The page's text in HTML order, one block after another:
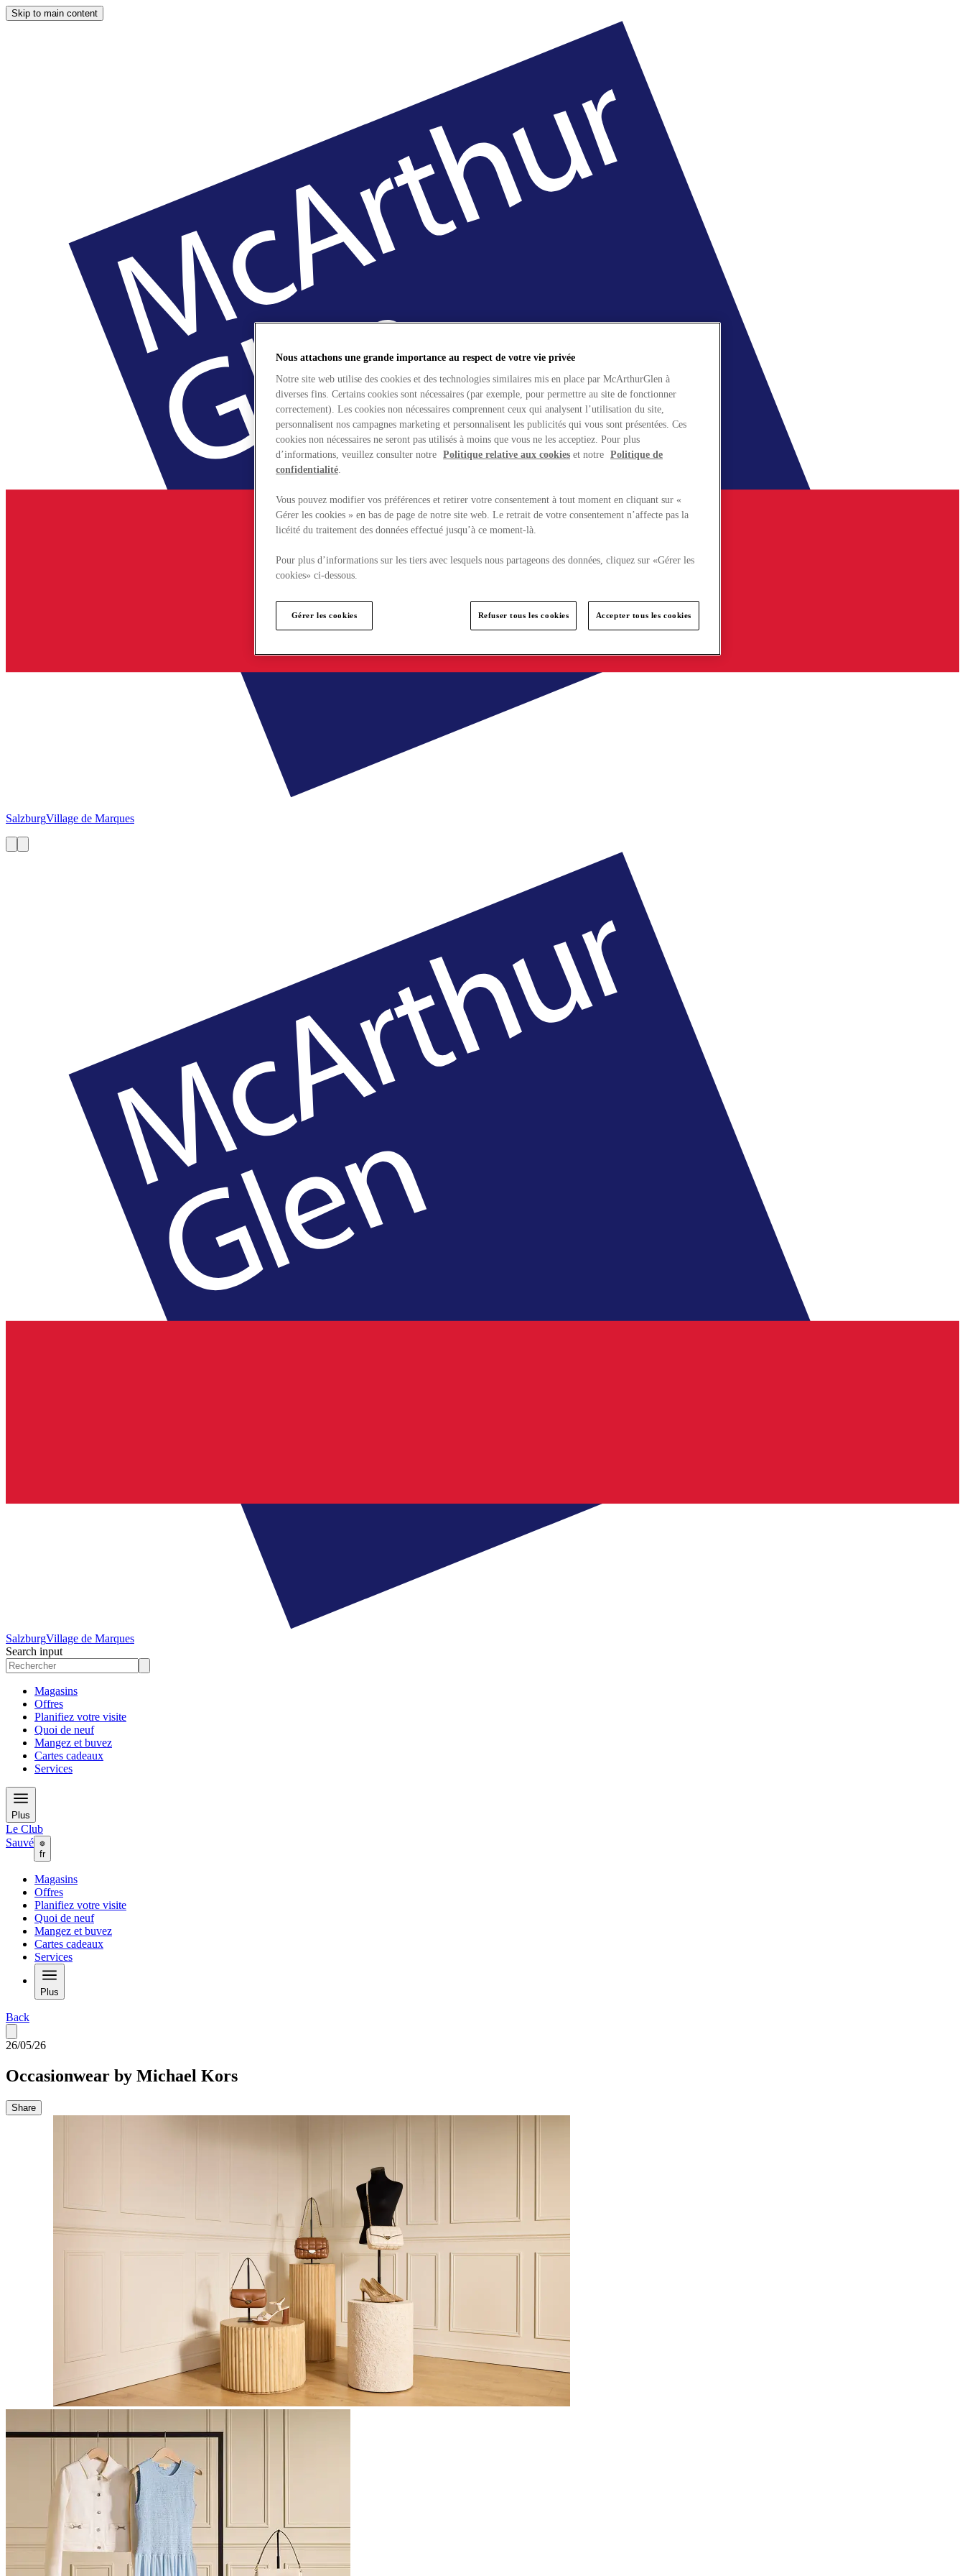
Skip to main content
SalzburgVillage de Marques
SalzburgVillage de Marques
Search input
Magasins
Offres
Planifiez votre visite
Quoi de neuf
Mangez et buvez
Cartes cadeaux
Services
Plus
Le Club
Sauvé
fr
Magasins
Offres
Planifiez votre visite
Quoi de neuf
Mangez et buvez
Cartes cadeaux
Services
Plus
Back
26/05/26
Occasionwear by Michael Kors
Share
Nous attachons une grande importance au respect de votre vie privée
Notre site web utilise des cookies et des technologies similaires mis en place par McArthurGlen à
diverses fins. Certains cookies sont nécessaires (par exemple, pour permettre au site de fonctionner
correctement). Les cookies non nécessaires comprennent ceux qui analysent l’utilisation du site,
personnalisent nos campagnes marketing et personnalisent les publicités qui vous sont présentées. Ces
cookies non nécessaires ne seront pas utilisés à moins que vous ne les acceptiez. Pour plus
d’informations, veuillez consulter notre Politique relative aux cookies et notre Politique de
confidentialité.
Vous pouvez modifier vos préférences et retirer votre consentement à tout moment en cliquant sur «
Gérer les cookies » en bas de page de notre site web. Le retrait de votre consentement n’affecte pas la
licéité du traitement des données effectué jusqu’à ce moment-là.
Pour plus d’informations sur les tiers avec lesquels nous partageons des données, cliquez sur «Gérer les
cookies» ci-dessous.
Gérer les cookies Refuser tous les cookies Accepter tous les cookies